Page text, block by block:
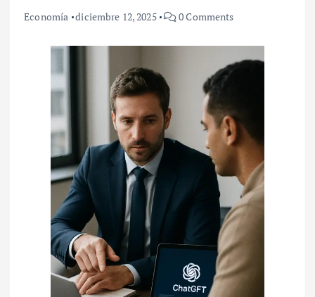
Economía diciembre 12, 2025 0 Comments